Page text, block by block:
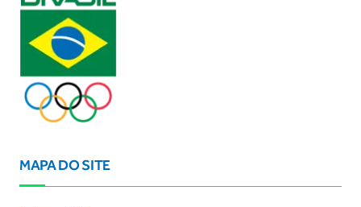
MAPA DO SITE